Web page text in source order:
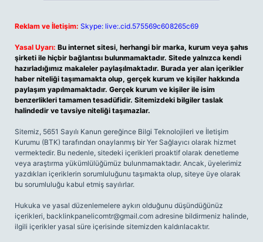
Reklam ve İletişim: Skype: live:.cid.575569c608265c69
Yasal Uyarı: Bu internet sitesi, herhangi bir marka, kurum veya şahıs
şirketi ile hiçbir bağlantısı bulunmamaktadır. Sitede yalnızca kendi
hazırladığımız makaleler paylaşılmaktadır. Burada yer alan içerikler
haber niteliği taşımamakta olup, gerçek kurum ve kişiler hakkında
paylaşım yapılmamaktadır. Gerçek kurum ve kişiler ile isim
benzerlikleri tamamen tesadüfidir. Sitemizdeki bilgiler taslak
halindedir ve tavsiye niteliği taşımazlar.
Sitemiz, 5651 Sayılı Kanun gereğince Bilgi Teknolojileri ve İletişim
Kurumu (BTK) tarafından onaylanmış bir Yer Sağlayıcı olarak hizmet
vermektedir. Bu nedenle, sitedeki içerikleri proaktif olarak denetleme
veya araştırma yükümlülüğümüz bulunmamaktadır. Ancak, üyelerimiz
yazdıkları içeriklerin sorumluluğunu taşımakta olup, siteye üye olarak
bu sorumluluğu kabul etmiş sayılırlar.
Hukuka ve yasal düzenlemelere aykırı olduğunu düşündüğünüz
içerikleri, backlinkpanelicomtr@gmail.com adresine bildirmeniz halinde,
ilgili içerikler yasal süre içerisinde sitemizden kaldırılacaktır.